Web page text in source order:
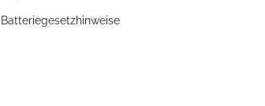
Batteriegesetzhinweise